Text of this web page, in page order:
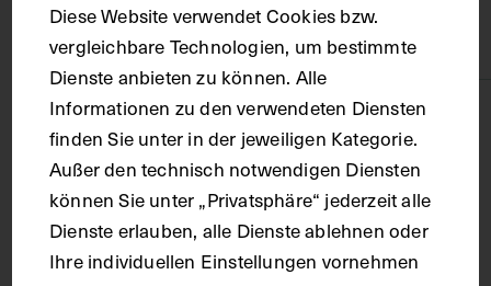
Papier
Technik
Maße
Diese Website verwendet Cookies bzw.
vergleichbare Technologien, um bestimmte
Dienste anbieten zu können. Alle
Informationen zu den verwendeten Diensten
finden Sie unter in der jeweiligen Kategorie.
Außer den technisch notwendigen Diensten
können Sie unter „Privatsphäre“ jederzeit alle
Dienste erlauben, alle Dienste ablehnen oder
Ihre individuellen Einstellungen vornehmen